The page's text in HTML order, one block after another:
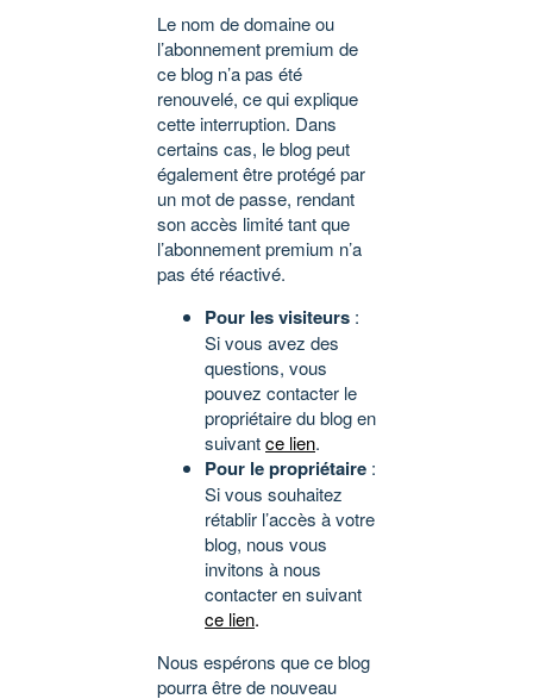
Le nom de domaine ou
l’abonnement premium de
ce blog n’a pas été
renouvelé, ce qui explique
cette interruption. Dans
certains cas, le blog peut
également être protégé par
un mot de passe, rendant
son accès limité tant que
l’abonnement premium n’a
pas été réactivé.
Pour les visiteurs :
Si vous avez des
questions, vous
pouvez contacter le
propriétaire du blog en
suivantce lien.
Pour le propriétaire :
Si vous souhaitez
rétablir l’accès à votre
blog, nous vous
invitons à nous
contacter en suivant
ce lien.
Nous espérons que ce blog
pourra être de nouveau